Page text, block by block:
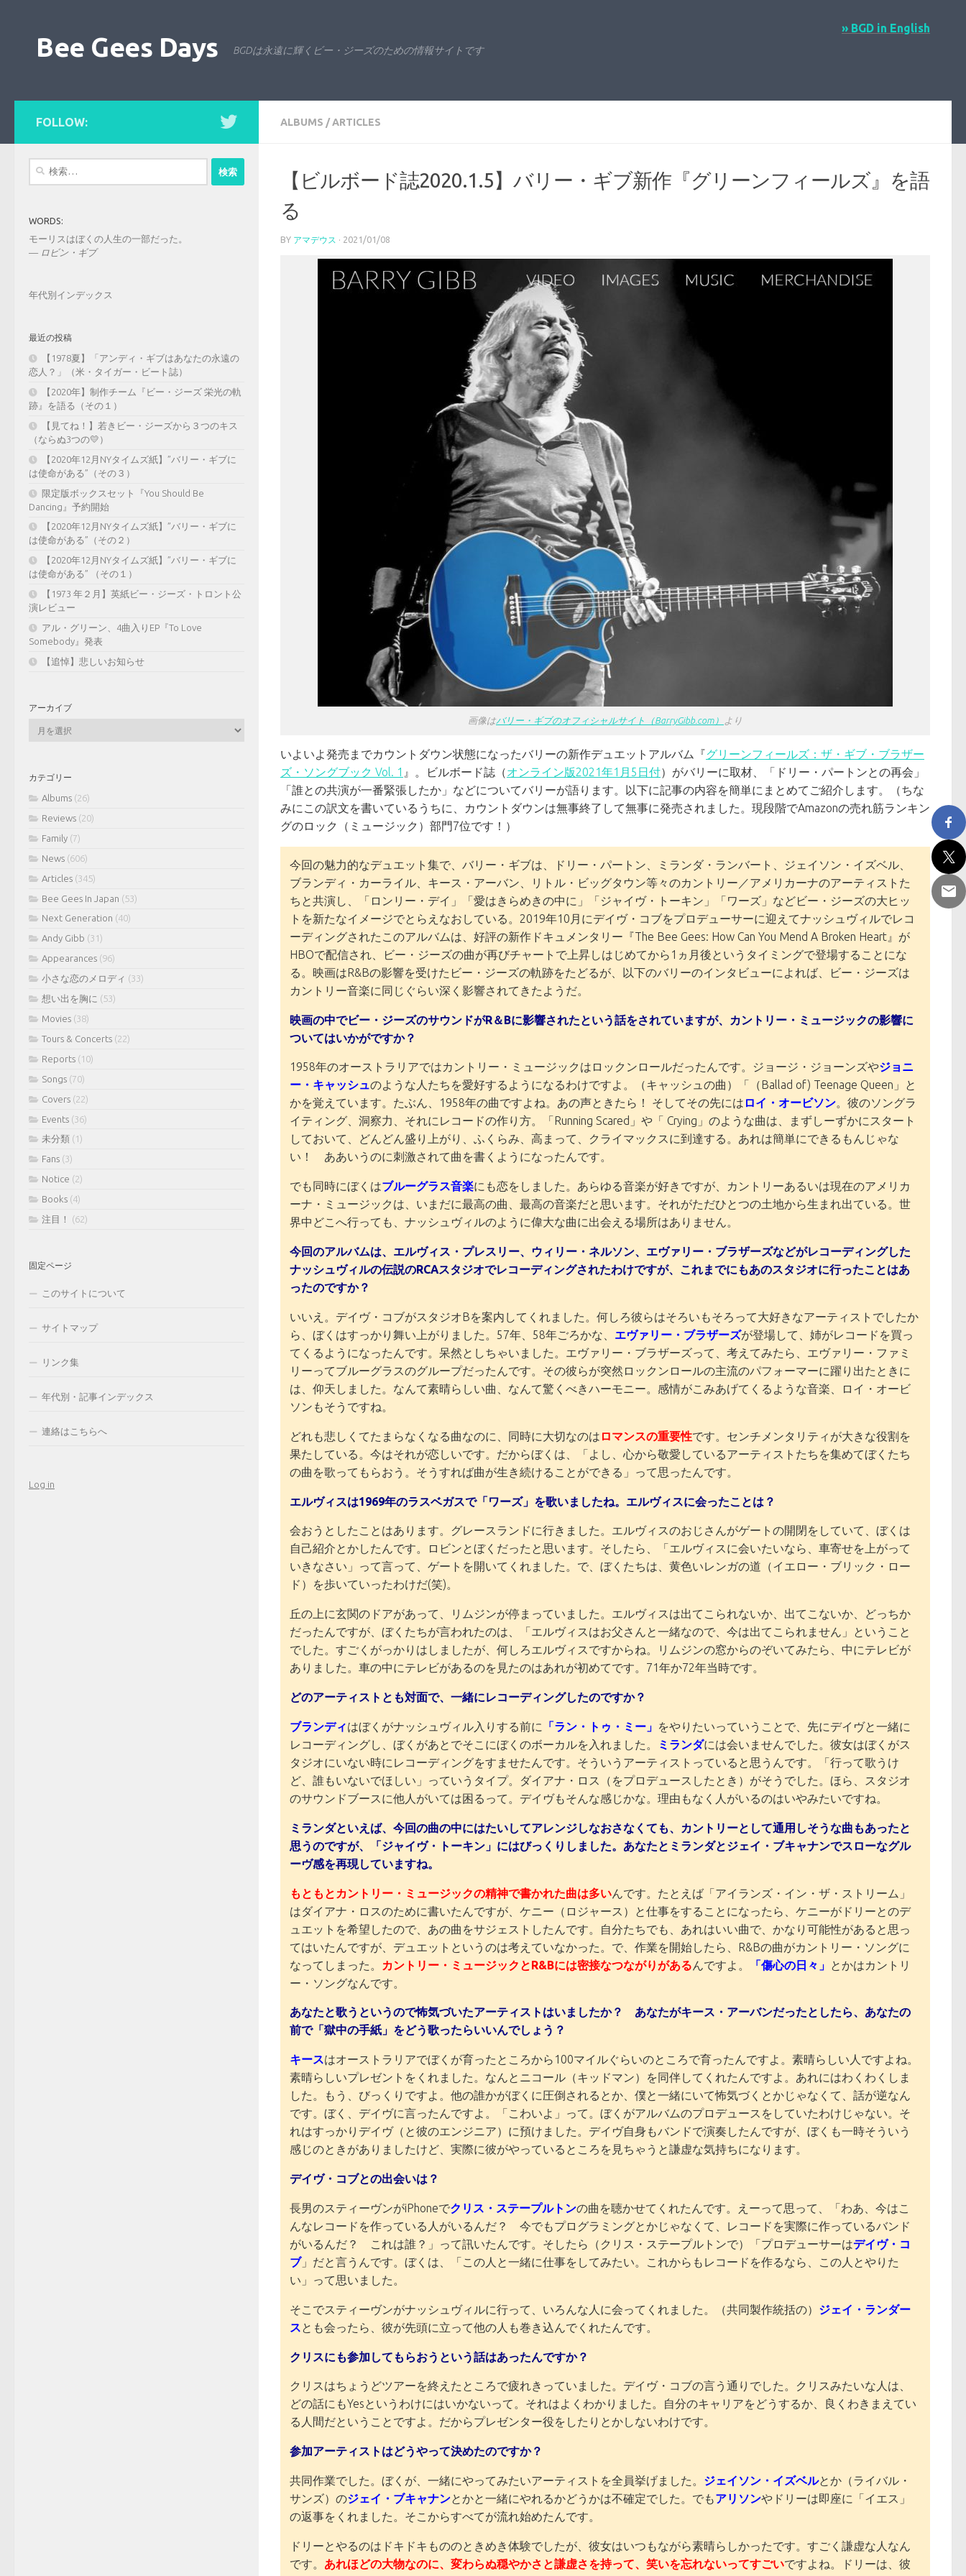
Bee Gees Days BGDは永遠に輝くビー・ジーズのための情報サイトです
» BGD in English
ALBUMS /ARTICLES
【ビルボード誌2020.1.5】バリー・ギブ新作『グリーンフィールズ』を語
る
BY アマデウス · 2021/01/08
画像はバリー・ギブのオフィシャルサイト（BarryGibb.com） より
いよいよ発売までカウントダウン状態になったバリーの新作デュエットアルバム『グリーンフィールズ：ザ・ギブ・ブラザー
ズ・ソングブック Vol. 1 』。ビルボード誌（オンライン版2021年1月5日付）がバリーに取材、「ドリー・パートンとの再会」
「誰との共演が一番緊張したか」などについてバリーが語ります。以下に記事の内容を簡単にまとめてご紹介します。（ちな
みにこの訳文を書いているうちに、カウントダウンは無事終了して無事に発売されました。現段階でAmazonの売れ筋ランキン
グのロック（ミュージック）部門7位です！）
今回の魅力的なデュエット集で、バリー・ギブは、ドリー・パートン、ミランダ・ランバート、ジェイソン・イズベル、
ブランディ・カーライル、キース・アーバン、リトル・ビッグタウン等々のカントリー／アメリカーナのアーティストた
ちと共演し、「ロンリー・デイ」「愛はきらめきの中に」「ジャイヴ・トーキン」「ワーズ」などビー・ジーズの大ヒッ
トを新たなイメージでとらえなおしている。2019年10月にデイヴ・コブをプロデューサーに迎えてナッシュヴィルでレコ
ーディングされたこのアルバムは、好評の新作ドキュメンタリー『The Bee Gees: How Can You Mend A Broken Heart』が
HBOで配信され、ビー・ジーズの曲が再びチャートで上昇しはじめてから1ヵ月後というタイミングで登場することにな
る。映画はR&Bの影響を受けたビー・ジーズの軌跡をたどるが、以下のバリーのインタビューによれば、ビー・ジーズは
カントリー音楽に同じぐらい深く影響されてきたようだ。
映画の中でビー・ジーズのサウンドがR＆Bに影響されたという話をされていますが、カントリー・ミュージックの影響に
ついてはいかがですか？
1958年のオーストラリアではカントリー・ミュージックはロックンロールだったんです。ジョージ・ジョーンズやジョニ
ー・キャッシュのような人たちを愛好するようになるわけですよ。（キャッシュの曲）「（Ballad of) Teenage Queen」と
かを覚えています。たぶん、1958年の曲ですよね。あの声ときたら！ そしてその先には ロイ・オービソン。彼のソングラ
イティング、洞察力、それにレコードの作り方。「Running Scared」や「 Crying」のような曲は、まずしーずかにスタート
しておいて、どんどん盛り上がり、ふくらみ、高まって、クライマックスに到達する。あれは簡単にできるもんじゃな
い！ ああいうのに刺激されて曲を書くようになったんです。
でも同時にぼくはブルーグラス音楽にも恋をしました。あらゆる音楽が好きですが、カントリーあるいは現在のアメリカ
ーナ・ミュージックは、いまだに最高の曲、最高の音楽だと思います。それがただひとつの土地から生まれ出ている。世
界中どこへ行っても、ナッシュヴィルのように偉大な曲に出会える場所はありません。
今回のアルバムは、エルヴィス・プレスリー、ウィリー・ネルソン、エヴァリー・ブラザーズなどがレコーディングした
ナッシュヴィルの伝説のRCAスタジオでレコーディングされたわけですが、これまでにもあのスタジオに行ったことはあ
ったのですか？
いいえ。デイヴ・コブがスタジオBを案内してくれました。何しろ彼らはそろいもそろって大好きなアーティストでしたか
ら、ぼくはすっかり舞い上がりました。57年、58年ごろかな、 エヴァリー・ブラザーズが登場して、姉がレコードを買っ
てくるようになったんです。呆然としちゃいました。エヴァリー・ブラザーズって、考えてみたら、エヴァリー・ファミ
リーってブルーグラスのグループだったんです。その彼らが突然ロックンロールの主流のパフォーマーに躍り出たときに
は、仰天しました。なんて素晴らしい曲、なんて驚くべきハーモニー。感情がこみあげてくるような音楽、ロイ・オービ
ソンもそうですね。
どれも悲しくてたまらなくなる曲なのに、同時に大切なのは ロマンスの重要性です。センチメンタリティが大きな役割を
果たしている。今はそれが恋しいです。だからぼくは、「よし、心から敬愛しているアーティストたちを集めてぼくたち
の曲を歌ってもらおう。そうすれば曲が生き続けることができる」って思ったんです。
エルヴィスは1969年のラスベガスで「ワーズ」を歌いましたね。エルヴィスに会ったことは？
会おうとしたことはあります。グレースランドに行きました。エルヴィスのおじさんがゲートの開閉をしていて、ぼくは
自己紹介とかしたんです。ロビンとぼくだったと思います。そしたら、「エルヴィスに会いたいなら、車寄せを上がって
いきなさい」って言って、ゲートを開いてくれました。で、ぼくたちは、黄色いレンガの道（イエロー・ブリック・ロー
ド）を歩いていったわけだ(笑)。
丘の上に玄関のドアがあって、リムジンが停まっていました。エルヴィスは出てこられないか、出てこないか、どっちか
だったんですが、ぼくたちが言われたのは、「エルヴィスはお父さんと一緒なので、今は出てこられません」ということ
でした。すごくがっかりはしましたが、何しろエルヴィスですからね。リムジンの窓からのぞいてみたら、中にテレビが
ありました。車の中にテレビがあるのを見たのはあれが初めてです。71年か72年当時です。
どのアーティストとも対面で、一緒にレコーディングしたのですか？
ブランディはぼくがナッシュヴィル入りする前に 「ラン・トゥ・ミー」 をやりたいっていうことで、先にデイヴと一緒に
レコーディングし、ぼくがあとでそこにぼくのボーカルを入れました。
ミランダには会いませんでした。彼女はぼくがス
タジオにいない時にレコーディングをすませたんです。そういうアーティストっていると思うんです。「行って歌うけ
ど、誰もいないでほしい」っていうタイプ。ダイアナ・ロス（をプロデュースしたとき）がそうでした。ほら、スタジオ
のサウンドブースに他人がいては困るって。デイヴもそんな感じかな。理由もなく人がいるのはいやみたいですね。
ミランダといえば、今回の曲の中にはたいしてアレンジしなおさなくても、カントリーとして通用しそうな曲もあったと
思うのですが、「ジャイヴ・トーキン」にはびっくりしました。あなたとミランダとジェイ・ブキャナンでスローなグル
ーヴ感を再現していますね。
もともとカントリー・ミュージックの精神で書かれた曲は多いんです。たとえば「アイランズ・イン・ザ・ストリーム」
はダイアナ・ロスのために書いたんですが、ケニー（ロジャース）と仕事をすることになったら、ケニーがドリーとのデ
ュエットを希望したので、あの曲をサジェストしたんです。自分たちでも、あれはいい曲で、かなり可能性があると思っ
てはいたんですが、デュエットというのは考えていなかった。で、作業を開始したら、R&Bの曲がカントリー・ソングに
なってしまった。
カントリー・ミュージックとR&Bには密接なつながりがあるんですよ。 「傷心の日々」
とかはカントリ
ー・ソングなんです。
あなたと歌うというので怖気づいたアーティストはいましたか？ あなたがキース・アーバンだったとしたら、あなたの
前で「獄中の手紙」をどう歌ったらいいんでしょう？
キースはオーストラリアでぼくが育ったところから100マイルぐらいのところで育ったんですよ。素晴らしい人ですよね。
素晴らしいプレゼントをくれました。なんとニコール（キッドマン）を同伴してくれたんですよ。あれにはわくわくしま
した。もう、びっくりですよ。他の誰かがぼくに圧倒されるとか、僕と一緒にいて怖気づくとかじゃなくて、話が逆なん
です。ぼく、デイヴに言ったんですよ。「こわいよ」って。ぼくがアルバムのプロデュースをしていたわけじゃない。そ
れはすっかりデイヴ（と彼のエンジニア）に預けました。デイヴ自身もバンドで演奏したんですが、ぼくも一時そういう
感じのときがありましたけど、実際に彼がやっているところを見ちゃうと謙虚な気持ちになります。
デイヴ・コブとの出会いは？
長男のスティーヴンがiPhoneでクリス・ステープルトンの曲を聴かせてくれたんです。えーって思って、「わあ、今はこ
んなレコードを作っている人がいるんだ？ 今でもプログラミングとかじゃなくて、レコードを実際に作っているバンド
がいるんだ？ これは誰？」って訊いたんです。そしたら（クリス・ステープルトンで）「プロデューサーはデイヴ・コ
ブ」だと言うんです。ぼくは、「この人と一緒に仕事をしてみたい。これからもレコードを作るなら、この人とやりた
い」って思いました。
そこでスティーヴンがナッシュヴィルに行って、いろんな人に会ってくれました。（共同製作統括の） ジェイ・ランダー
スとも会ったら、彼が先頭に立って他の人も巻き込んでくれたんです。
クリスにも参加してもらおうという話はあったんですか？
クリスはちょうどツアーを終えたところで疲れきっていました。デイヴ・コブの言う通りでした。クリスみたいな人は、
どの話にもYesというわけにはいかないって。それはよくわかりました。自分のキャリアをどうするか、良くわきまえてい
る人間だということですよ。だからプレゼンター役をしたりとかしないわけです。
参加アーティストはどうやって決めたのですか？
共同作業でした。ぼくが、一緒にやってみたいアーティストを全員挙げました。 ジェイソン・イズベルとか（ライバル・
サンズ）のジェイ・ブキャナンとかと一緒にやれるかどうかは不確定でした。でもアリソンやドリーは即座に「イエス」
の返事をくれました。そこからすべてが流れ始めたんです。
ドリーとやるのはドキドキもののときめき体験でしたが、彼女はいつもながら素晴らしかったです。すごく謙虚な人なん
です。 あれほどの大物なのに、変わらぬ穏やかさと謙虚さを持って、笑いを忘れないってすごいですよね。ドリーは、彼
FOLLOW:
WORDS:
モーリスはぼくの人生の一部だった。
— ロビン・ギブ
年代別インデックス
最近の投稿
【1978夏】「アンディ・ギブはあなたの永遠の
恋人？」（米・タイガー・ビート誌）
【2020年】制作チーム『ビー・ジーズ 栄光の軌
跡』を語る（その１）
【見てね！】若きビー・ジーズから３つのキス
（ならぬ3つの💛）
【2020年12月NYタイムズ紙】”バリー・ギブに
は使命がある”（その３）
限定版ボックスセット『You Should Be
Dancing』予約開始
【2020年12月NYタイムズ紙】”バリー・ギブに
は使命がある”（その２）
【2020年12月NYタイムズ紙】”バリー・ギブに
は使命がある” （その１）
【1973 年２月】英紙ビー・ジーズ・トロント公
演レビュー
アル・グリーン、4曲入りEP『To Love
Somebody』発表
【追悼】悲しいお知らせ
アーカイブ
ブ
カテゴリー
Albums (26)
Reviews (20)
Family (7)
News (606)
Articles (345)
Bee Gees In Japan (53)
Next Generation (40)
Andy Gibb (31)
Appearances (96)
小さな恋のメロディ (33)
想い出を胸に (53)
Movies (38)
Tours & Concerts (22)
Reports (10)
Songs (70)
Covers (22)
Events (36)
未分類 (1)
Fans (3)
Notice (2)
Books (4)
注目！
(62)
固定ページ
このサイトについて
サイトマップ
リンク集
年代別・記事インデックス
連絡はこちらへ
Log in